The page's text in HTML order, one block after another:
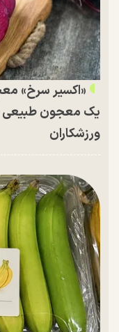
«اکسیر سرخ»
یک معجون طبیعی و
ورزشکاران